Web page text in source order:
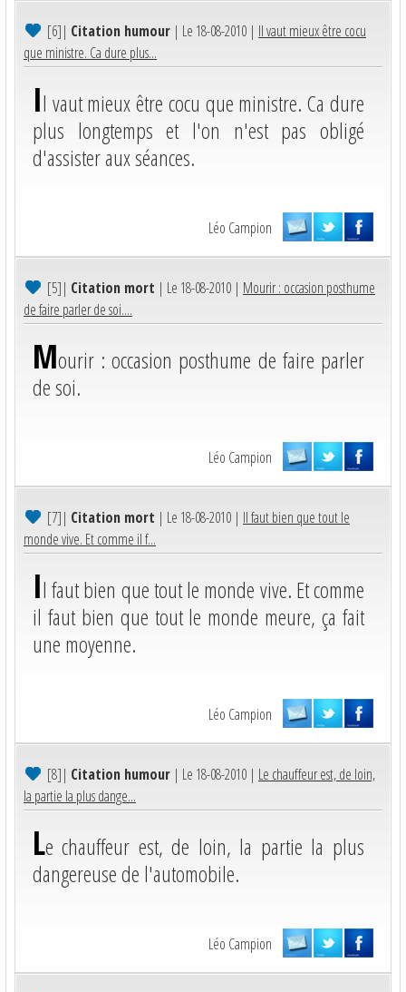
[6]| Citation humour | Le 18-08-2010 | Il vaut mieux être cocu
que ministre. Ca dure plus...
Il vaut mieux être cocu que ministre. Ca dure
plus longtemps et l'on n'est pas obligé
d'assister aux séances.
Léo Campion
[5]| Citation mort | Le 18-08-2010 | Mourir : occasion posthume
de faire parler de soi....
Mourir : occasion posthume de faire parler
de soi.
Léo Campion
[7]| Citation mort | Le 18-08-2010 | Il faut bien que tout le
monde vive. Et comme il f...
Il faut bien que tout le monde vive. Et comme
il faut bien que tout le monde meure, ça fait
une moyenne.
Léo Campion
[8]| Citation humour | Le 18-08-2010 | Le chauffeur est, de loin,
la partie la plus dange...
Le chauffeur est, de loin, la partie la plus
dangereuse de l'automobile.
Léo Campion